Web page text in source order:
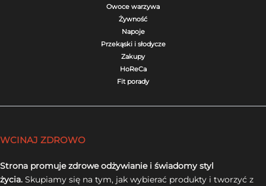
Owoce warzywa
Żywność
Napoje
Przekąski i słodycze
Zakupy
HoReCa
Fit porady
WCINAJ ZDROWO
Strona promuje zdrowe odżywianie i świadomy styl
życia. Skupiamy się na tym, jak wybierać produkty i tworzyć z